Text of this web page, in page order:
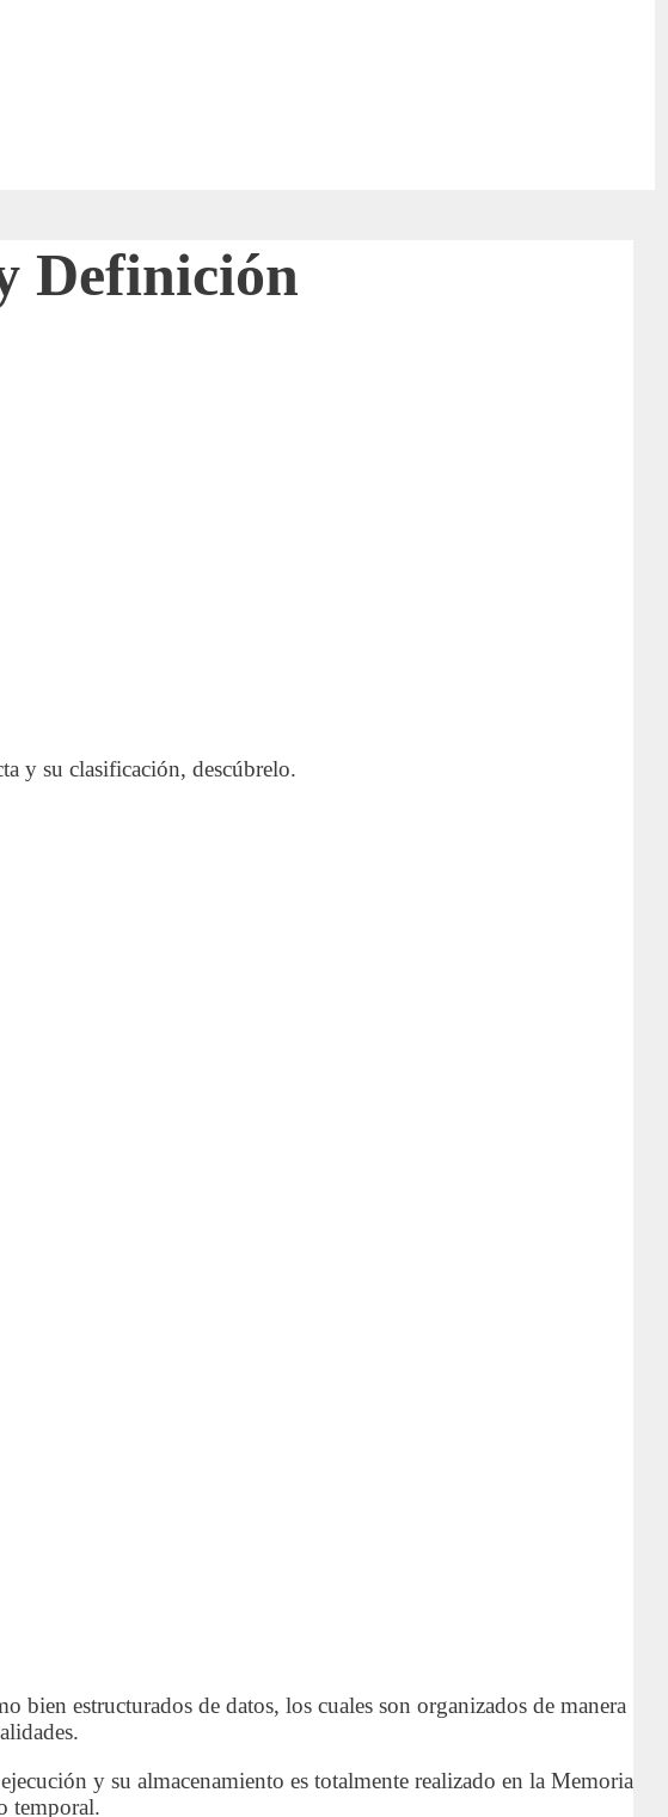
Definición
y su clasificación, descúbrelo.
estructurados de datos, los cuales son organizados de manera
y su almacenamiento es totalmente realizado en la Memoria
temporal.